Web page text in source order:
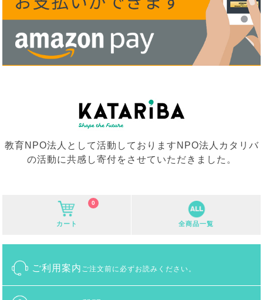
教育NPO法人として活動しておりますNPO法人カタリバ
の活動に共感し寄付をさせていただきました。
カート
0
全商品一覧
ご利用案内 ご注文前に必ずお読みください。